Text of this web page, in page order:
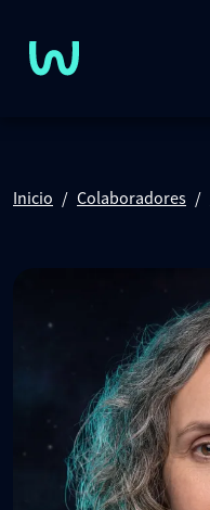
Inicio Colaboradores